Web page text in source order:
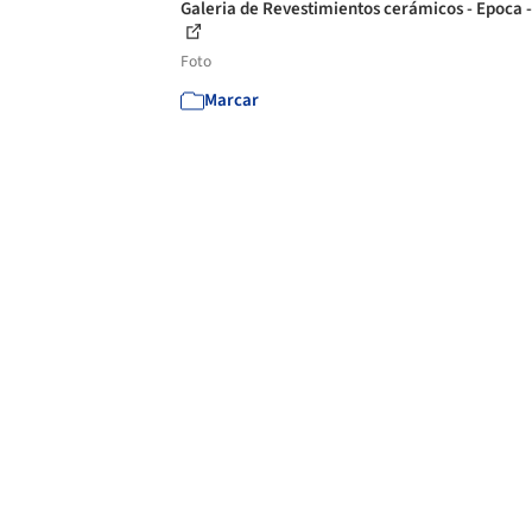
Galeria de Revestimientos cerámicos - Epoca
Foto
Marcar